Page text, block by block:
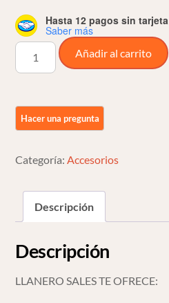
Hasta 12 pagos sin tarjeta
Saber más
Trim
Inserto
De
Road
13
cantidad
Añadir al carrito
Categoría: Accesorios
Descripción
Descripción
LLANERO SALES TE OFRECE: